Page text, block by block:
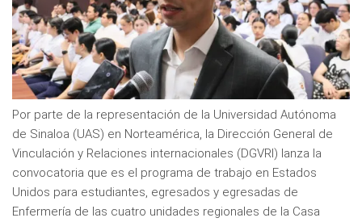
Por parte de la representación de la Universidad Autónoma
de Sinaloa (UAS) en Norteamérica, la Dirección General de
Vinculación y Relaciones internacionales (DGVRI) lanza la
convocatoria que es el programa de trabajo en Estados
Unidos para estudiantes, egresados y egresadas de
Enfermería de las cuatro unidades regionales de la Casa